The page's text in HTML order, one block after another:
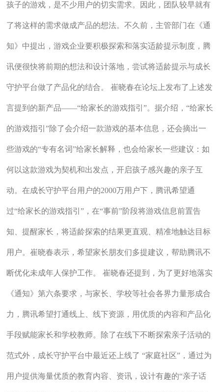
孩子的游戏，是不少用户的切实需求。因此，团队较早就有
了将这样的需求做成产品的想法。不久前，主管部门在《通
知》中提出，游戏企业要积极探索和落实适龄提示制度，腾
讯便很快将前期的想法和设计落地，尝试将适龄提示与成长
守护平台做了产品化的结合。 崔晓春在论坛上发布了上述发
言提到的新产品——“给家长的游戏指引”。据介绍，“给家长
的游戏指引”除了会介绍一款游戏的基本信息，还会摘出一
些游戏的“专有名词”给家长解释，也会给家长一些建议：如
何以这款游戏为契机和出发点，开启孩子感兴趣的亲子互
动。在成长守护平台用户的2000万用户下，腾讯希望通
过“给家长的游戏指引”，在“事前”阶段将游戏信息前置告
知、提醒家长，将适龄探索的结果更直观、精准地触达目标
用户。崔晓春表示，希望家长朋友们多提建议，帮助腾讯不
断优化未成年人保护工作。 崔晓春还提到，为了更好地落实
《通知》第六条要求，与家长、学校等社会各界力量形成合
力，腾讯希望打通线上、线下资源，用优质的内容和产品化
手段赋能家长和学校教师。除了在线下不断探索亲子活动的
范式外，成长守护平台中最近还上线了 “家庭社区”，通过为
用户提供海量优质的教育内容、资讯，设计有趣的“亲子话